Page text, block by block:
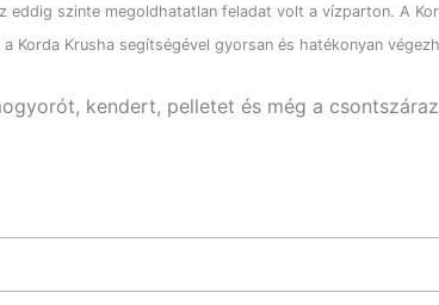
szinte megoldhatatlan feladat volt a vízparton. A
Korda Krusha segítségével gyorsan és hatékonyan
kendert, pelletet és még a